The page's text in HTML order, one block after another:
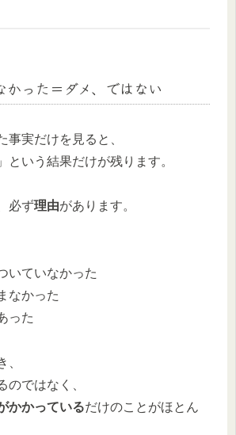
かった＝ダメ、ではない
事実だけを見ると、
という結果だけが残ります。
必ず理由があります。
いていなかった
なかった
った
、
のではなく、
かかっているだけのことがほとん